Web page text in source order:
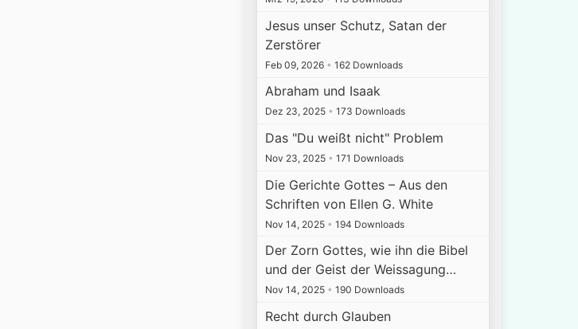
Jesus unser Schutz, Satan der
Zerstörer
Feb 09, 2026 • 162 Downloads
Abraham und Isaak
Dez 23, 2025 • 173 Downloads
Das "Du weißt nicht" Problem
Nov 23, 2025 • 171 Downloads
Die Gerichte Gottes – Aus den
Schriften von Ellen G. White
Nov 14, 2025 • 194 Downloads
Der Zorn Gottes, wie ihn die Bibel
und der Geist der Weissagung…
Nov 14, 2025 • 190 Downloads
Recht durch Glauben